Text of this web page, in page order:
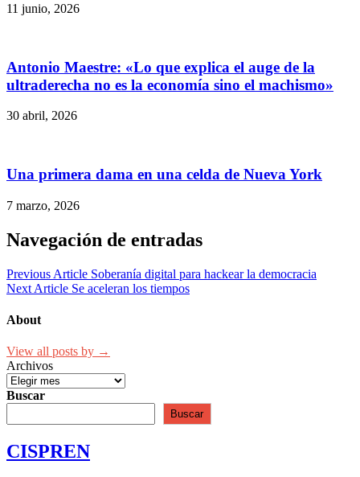
11 junio, 2026
Antonio Maestre: «Lo que explica el auge de la
ultraderecha no es la economía sino el machismo»
30 abril, 2026
Una primera dama en una celda de Nueva York
7 marzo, 2026
Navegación de entradas
Previous Article Soberanía digital para hackear la democracia
Next Article Se aceleran los tiempos
About
View all posts by →
Archivos
Buscar
Buscar
CISPREN